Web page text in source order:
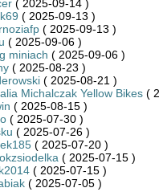
( 2025-09-14 )
( 2025-09-13 )
( 2025-09-13 )
( 2025-09-06 )
miniach ( 2025-09-06 )
( 2025-08-23 )
( 2025-08-21 )
Michalczak Yellow Bikes (
( 2025-08-15 )
( 2025-07-30 )
( 2025-07-26 )
( 2025-07-20 )
( 2025-07-15 )
( 2025-07-15 )
( 2025-07-05 )